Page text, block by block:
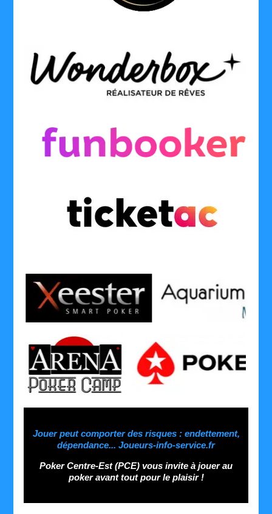
Jouer peut comporter des risques : endettement,
dépendance... Joueurs-info-service.fr
Poker Centre-Est (PCE) vous invite à jouer au
poker avant tout pour le plaisir !